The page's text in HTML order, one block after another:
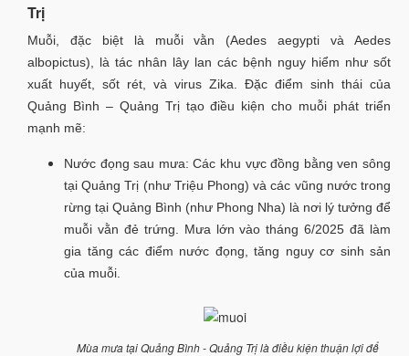
Trị
Muỗi, đặc biệt là muỗi vằn (Aedes aegypti và Aedes
albopictus), là tác nhân lây lan các bệnh nguy hiểm như sốt
xuất huyết, sốt rét, và virus Zika. Đặc điểm sinh thái của
Quảng Bình – Quảng Trị tạo điều kiện cho muỗi phát triển
mạnh mẽ:
Nước đọng sau mưa: Các khu vực đồng bằng ven sông
tại Quảng Trị (như Triệu Phong) và các vũng nước trong
rừng tại Quảng Bình (như Phong Nha) là nơi lý tưởng để
muỗi vằn đẻ trứng. Mưa lớn vào tháng 6/2025 đã làm
gia tăng các điểm nước đọng, tăng nguy cơ sinh sản
của muỗi.
Mùa mưa tại Quảng Bình - Quảng Trị là điều kiện thuận lợi để